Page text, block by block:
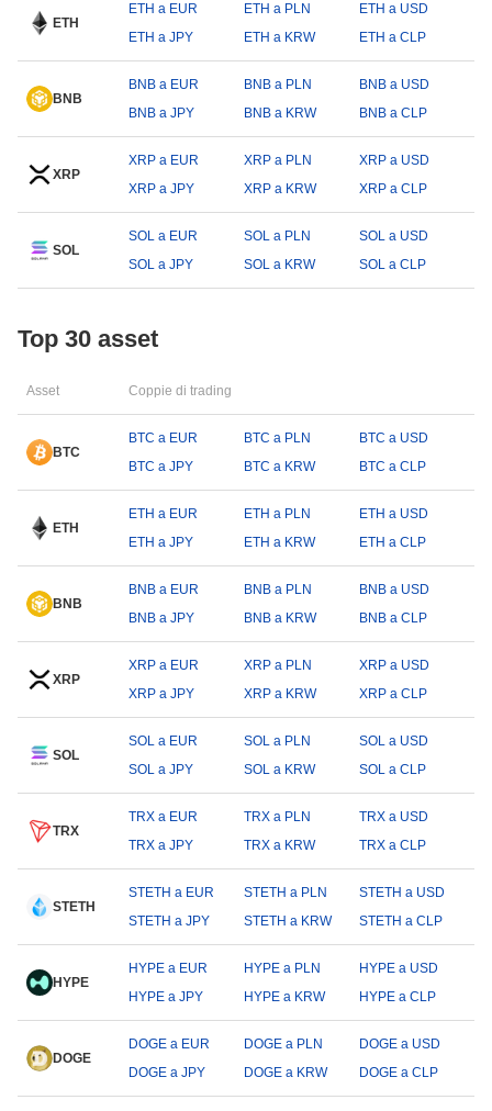
ETH
ETH a EUR ETH a PLN
ETH a USD
ETH a JPY
ETH a KRW ETH a CLP
BNB
BNB a EUR BNB a PLN
BNB a USD
BNB a JPY
BNB a KRW BNB a CLP
XRP
XRP a EUR XRP a PLN
XRP a USD
XRP a JPY
XRP a KRW XRP a CLP
SOL
SOL a EUR SOL a PLN
SOL a USD
SOL a JPY
SOL a KRW SOL a CLP
Top 30 asset
Asset Coppie di trading
BTC
BTC a EUR BTC a PLN
BTC a USD
BTC a JPY
BTC a KRW BTC a CLP
ETH
ETH a EUR ETH a PLN
ETH a USD
ETH a JPY
ETH a KRW ETH a CLP
BNB
BNB a EUR BNB a PLN
BNB a USD
BNB a JPY
BNB a KRW BNB a CLP
XRP
XRP a EUR XRP a PLN
XRP a USD
XRP a JPY
XRP a KRW XRP a CLP
SOL
SOL a EUR SOL a PLN
SOL a USD
SOL a JPY
SOL a KRW SOL a CLP
TRX
TRX a EUR TRX a PLN
TRX a USD
TRX a JPY
TRX a KRW TRX a CLP
STETH
STETH a EUR STETH a PLN
STETH a USD
STETH a JPY
STETH a KRW STETH a CLP
HYPE
HYPE a EUR HYPE a PLN
HYPE a USD
HYPE a JPY
HYPE a KRW HYPE a CLP
DOGE
DOGE a EUR DOGE a PLN
DOGE a USD
DOGE a JPY
DOGE a KRW DOGE a CLP